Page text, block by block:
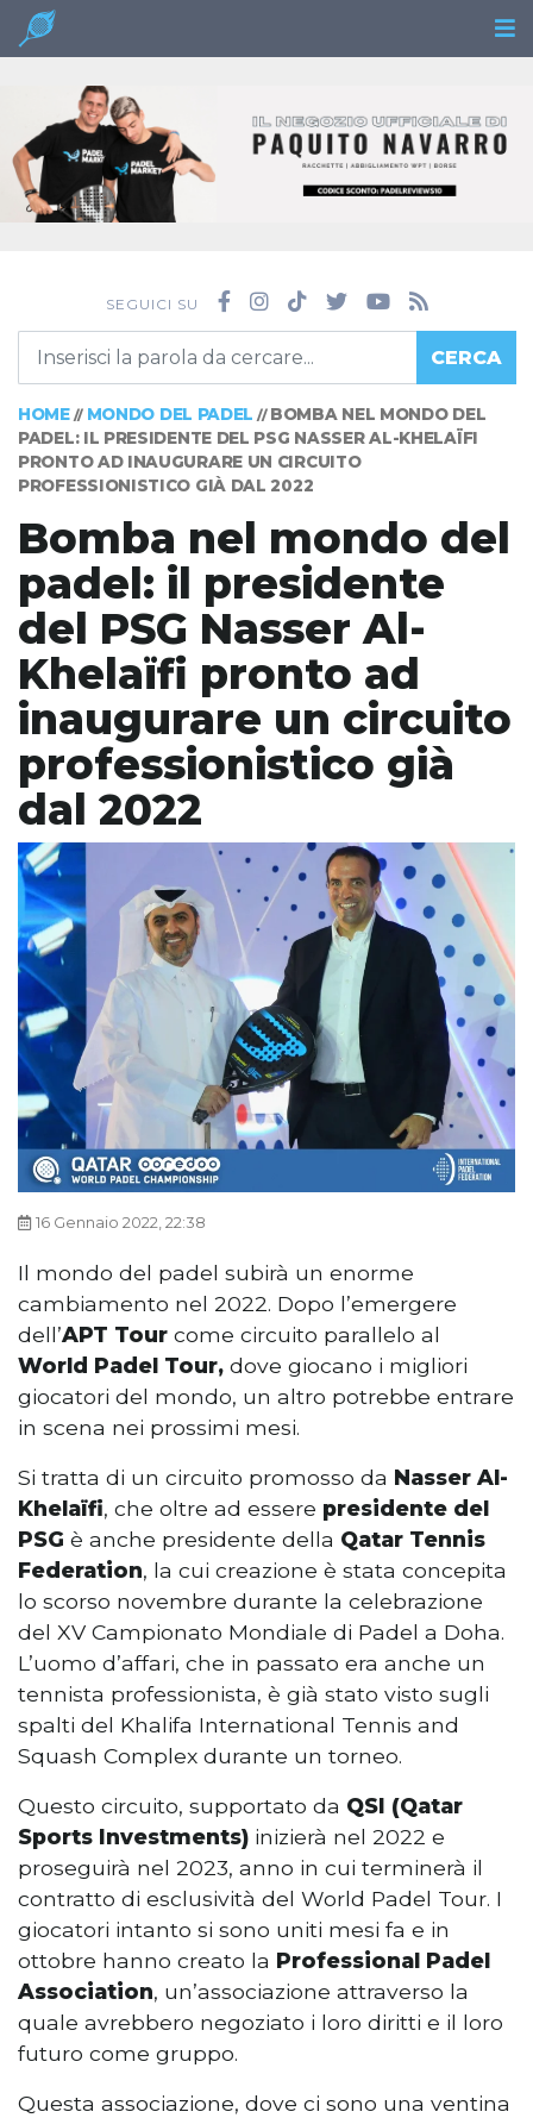
SEGUICI SU
CERCA
HOME// MONDO DEL PADEL // BOMBA NEL MONDO DEL
PADEL: IL PRESIDENTE DEL PSG NASSER AL-KHELAÏFI
PRONTO AD INAUGURARE UN CIRCUITO
PROFESSIONISTICO GIÀ DAL 2022
Bomba nel mondo del
padel: il presidente
del PSG Nasser Al-
Khelaïfi pronto ad
inaugurare un circuito
professionistico già
dal 2022
16 Gennaio 2022, 22:38
Il mondo del padel subirà un enorme
cambiamento nel 2022. Dopo l’emergere
dell’APT Tour come circuito parallelo al
World Padel Tour, dove giocano i migliori
giocatori del mondo, un altro potrebbe entrare
in scena nei prossimi mesi.
Si tratta di un circuito promosso da Nasser Al-
Khelaïfi, che oltre ad essere presidente del
PSG è anche presidente della Qatar Tennis
Federation, la cui creazione è stata concepita
lo scorso novembre durante la celebrazione
del XV Campionato Mondiale di Padel a Doha.
L’uomo d’affari, che in passato era anche un
tennista professionista, è già stato visto sugli
spalti del Khalifa International Tennis and
Squash Complex durante un torneo.
Questo circuito, supportato da QSI (Qatar
Sports Investments) inizierà nel 2022 e
proseguirà nel 2023, anno in cui terminerà il
contratto di esclusività del World Padel Tour. I
giocatori intanto si sono uniti mesi fa e in
ottobre hanno creato la Professional Padel
Association, un’associazione attraverso la
quale avrebbero negoziato i loro diritti e il loro
futuro come gruppo.
Questa associazione, dove ci sono una ventina